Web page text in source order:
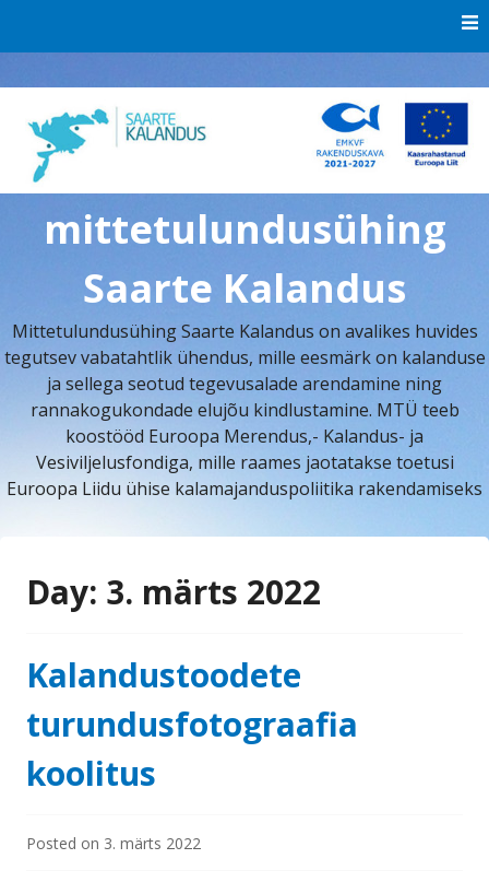
mittetulundusühing
Saarte Kalandus
Mittetulundusühing Saarte Kalandus on avalikes huvides
tegutsev vabatahtlik ühendus, mille eesmärk on kalanduse
ja sellega seotud tegevusalade arendamine ning
rannakogukondade elujõu kindlustamine. MTÜ teeb
koostööd Euroopa Merendus,- Kalandus- ja
Vesiviljelusfondiga, mille raames jaotatakse toetusi
Euroopa Liidu ühise kalamajanduspoliitika rakendamiseks
Day: 3. märts 2022
Kalandustoodete
turundusfotograafia
koolitus
Posted on 3. märts 2022